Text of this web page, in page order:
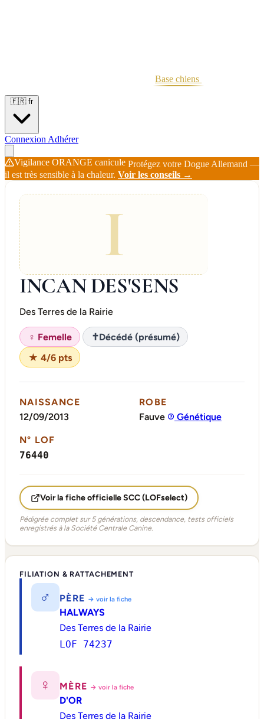
Base chiens
🇫🇷 fr
Connexion Adhérer
Vigilance ORANGE canicule Protégez votre Dogue Allemand —
il est très sensible à la chaleur. Voir les conseils →
I
INCAN DES'SENS
Des Terres de la Rairie
♀ Femelle ✝Décédé (présumé)
★ 4/6 pts
NAISSANCE
12/09/2013
ROBE
Fauve
Génétique
N° LOF
76440
Voir la fiche officielle SCC (LOFselect)
Pédigrée complet sur 5 générations, descendance, tests officiels
enregistrés à la Société Centrale Canine.
FILIATION & RATTACHEMENT
♂ PÈRE → voir la fiche
HALWAYS
Des Terres de la Rairie
LOF 74237
♀ MÈRE → voir la fiche
D'OR
Des Terres de la Rairie